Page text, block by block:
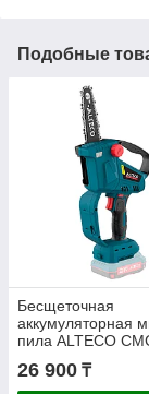
Подобные
Бесщеточная
аккумуляторная
пила ALTECO
BL Solo (без АКБ и
26 900 ₸